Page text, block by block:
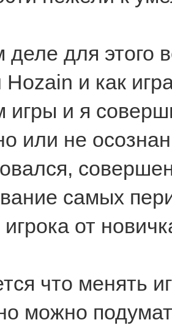
для этого
Hozain и как
игры и я
или не
самых
от
что менять
можно